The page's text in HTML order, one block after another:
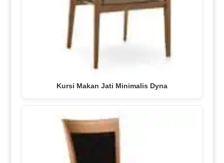
Kursi Makan Jati Minimalis Dyna